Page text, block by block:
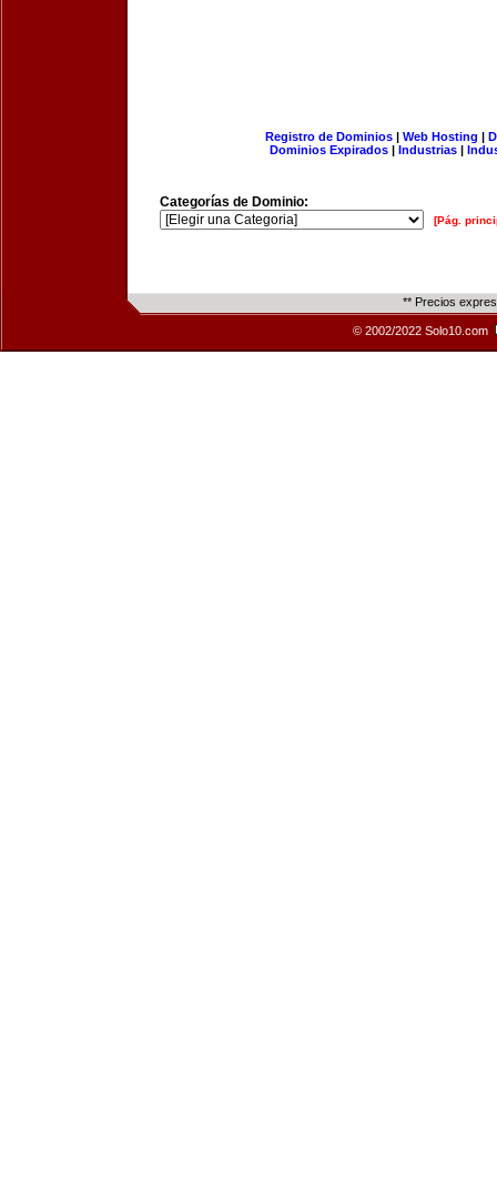
Registro de Dominios| Web Hosting |
Dominios Expirados | Industrias |
Categorías de Dominio:
[Pág.
** Precios
© 2002/2022 Solo10.com